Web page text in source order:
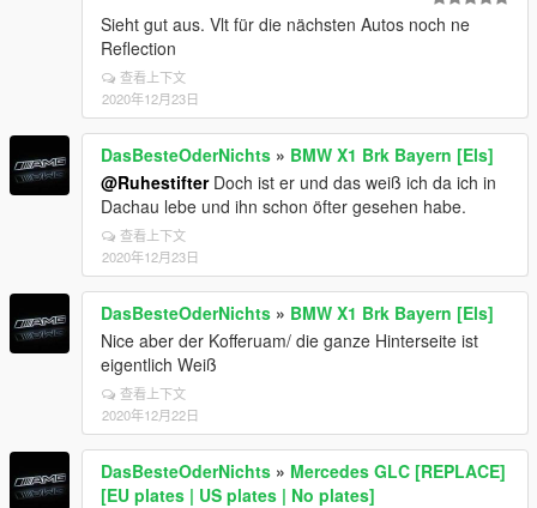
Sieht gut aus. Vlt für die nächsten Autos noch ne
Reflection
查看上下文
2020年12月23日
DasBesteOderNichts » BMW X1 Brk Bayern [Els]
@RuhestifterDoch ist er und das weiß ich da ich in
Dachau lebe und ihn schon öfter gesehen habe.
查看上下文
2020年12月23日
DasBesteOderNichts » BMW X1 Brk Bayern [Els]
Nice aber der Kofferuam/ die ganze Hinterseite ist
eigentlich Weiß
查看上下文
2020年12月22日
DasBesteOderNichts » Mercedes GLC [REPLACE]
[EU plates | US plates | No plates]